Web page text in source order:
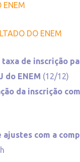
ENEM
DO ENEM
de inscrição
do ENEM (12/12)
da inscrição
com a